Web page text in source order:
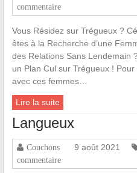
commentaire
Vous Résidez sur Trégueux ?
êtes à la Recherche d’une
des Relations Sans Lendemain
un Plan Cul sur Trégueux !
avec ces femmes…
Lire la suite
Langueux
Couchons 9 août 2021
commentaire